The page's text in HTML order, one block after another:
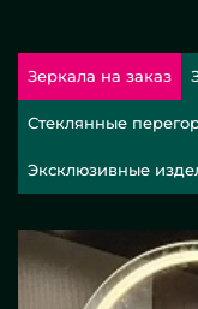
Зеркала на заказ
Стеклянные
Эксклюзивные